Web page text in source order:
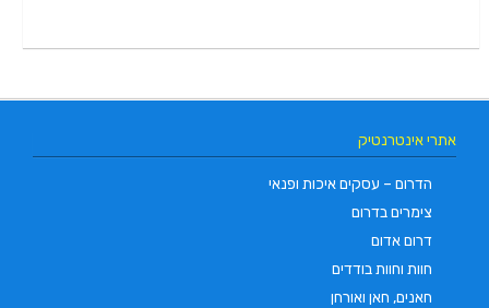
אתרי אינטרנטיק
הדרום – עסקים איכות ופנאי
צימרים בדרום
דרום אדום
חוות וחוות בודדים
חאנים, חאן ואורחן